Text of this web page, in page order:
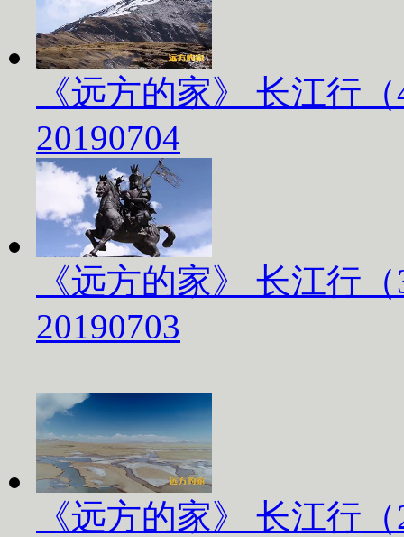
《远方的家》 长江行
20190704
《远方的家》 长江行
20190703
《远方的家》 长江行